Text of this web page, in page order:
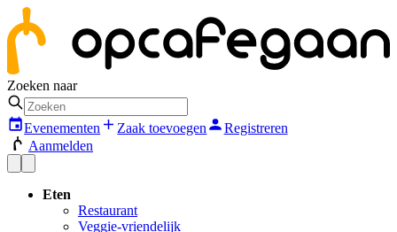
Zoeken naar
Evenementen Zaak toevoegen
Registreren
Aanmelden
Eten
Restaurant
Veggie-vriendelijk